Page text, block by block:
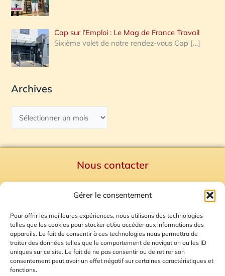
Gérer le consentement
Pour offrir les meilleures expériences, nous utilisons des technologies
telles que les cookies pour stocker et/ou accéder aux informations des
appareils. Le fait de consentir à ces technologies nous permettra de
traiter des données telles que le comportement de navigation ou les ID
uniques sur ce site. Le fait de ne pas consentir ou de retirer son
consentement peut avoir un effet négatif sur certaines caractéristiques et
fonctions.
Cap sur l’Emploi : Le Mag de France Travail
Sixième volet de notre rendez-vous Cap […]
Archives
Nous contacter
Mentions Légales
Plan du site
Gestion des Cookies